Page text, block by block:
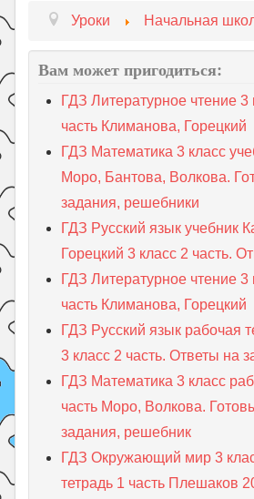
Уроки Начальная
Вам может пригодиться:
ГДЗ Литературное чтение 3
часть Климанова, Горецкий
ГДЗ Математика 3 класс
Моро, Бантова, Волкова.
задания, решебники
ГДЗ Русский язык учебник
Горецкий 3 класс 2 часть.
ГДЗ Литературное чтение 3
часть Климанова, Горецкий
ГДЗ Русский язык рабочая
3 класс 2 часть. Ответы на
ГДЗ Математика 3 класс
часть Моро, Волкова.
задания, решебник
ГДЗ Окружающий мир 3
тетрадь 1 часть Плешаков